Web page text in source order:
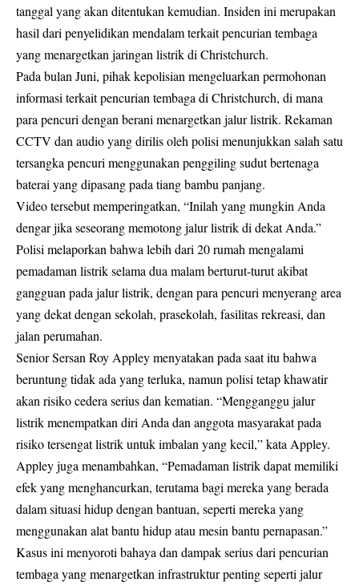
tanggal yang akan ditentukan kemudian. Insiden ini merupakan
hasil dari penyelidikan mendalam terkait pencurian tembaga
yang menargetkan jaringan listrik di Christchurch.
Pada bulan Juni, pihak kepolisian mengeluarkan permohonan
informasi terkait pencurian tembaga di Christchurch, di mana
para pencuri dengan berani menargetkan jalur listrik. Rekaman
CCTV dan audio yang dirilis oleh polisi menunjukkan salah satu
tersangka pencuri menggunakan penggiling sudut bertenaga
baterai yang dipasang pada tiang bambu panjang.
Video tersebut memperingatkan, “Inilah yang mungkin Anda
dengar jika seseorang memotong jalur listrik di dekat Anda.”
Polisi melaporkan bahwa lebih dari 20 rumah mengalami
pemadaman listrik selama dua malam berturut-turut akibat
gangguan pada jalur listrik, dengan para pencuri menyerang area
yang dekat dengan sekolah, prasekolah, fasilitas rekreasi, dan
jalan perumahan.
Senior Sersan Roy Appley menyatakan pada saat itu bahwa
beruntung tidak ada yang terluka, namun polisi tetap khawatir
akan risiko cedera serius dan kematian. “Mengganggu jalur
listrik menempatkan diri Anda dan anggota masyarakat pada
risiko tersengat listrik untuk imbalan yang kecil,” kata Appley.
Appley juga menambahkan, “Pemadaman listrik dapat memiliki
efek yang menghancurkan, terutama bagi mereka yang berada
dalam situasi hidup dengan bantuan, seperti mereka yang
menggunakan alat bantu hidup atau mesin bantu pernapasan.”
Kasus ini menyoroti bahaya dan dampak serius dari pencurian
tembaga yang menargetkan infrastruktur penting seperti jalur